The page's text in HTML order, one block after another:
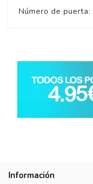
Número de puerta:
Ver
Información